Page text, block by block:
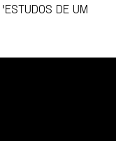
DE UM